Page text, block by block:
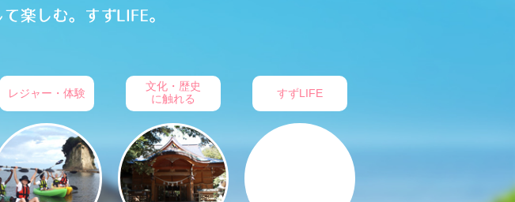
レジャー・体験
文化・歴史
に触れる
すずLIFE